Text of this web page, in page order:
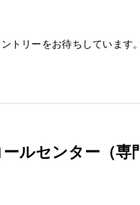
トリーをお待ちしています
ルセンター（専